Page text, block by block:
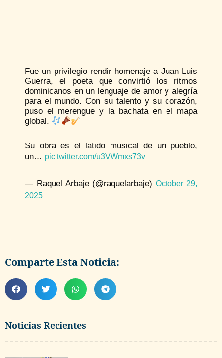
Noticias Recientes
Fue un privilegio rendir homenaje a Juan Luis
Guerra, el poeta que convirtió los ritmos
dominicanos en un lenguaje de amor y alegría
para el mundo. Con su talento y su corazón,
puso el merengue y la bachata en el mapa
global.
Su obra es el latido musical de un pueblo,
un… pic.twitter.com/u3VWmxs73v
— Raquel Arbaje (@raquelarbaje)October 29,
2025
Comparte Esta Noticia: